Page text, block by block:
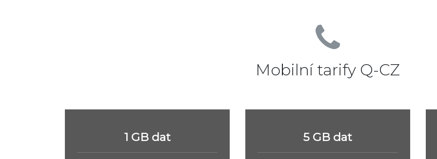
Mobilní tarify Q-CZ
5 GB dat 10 GB dat